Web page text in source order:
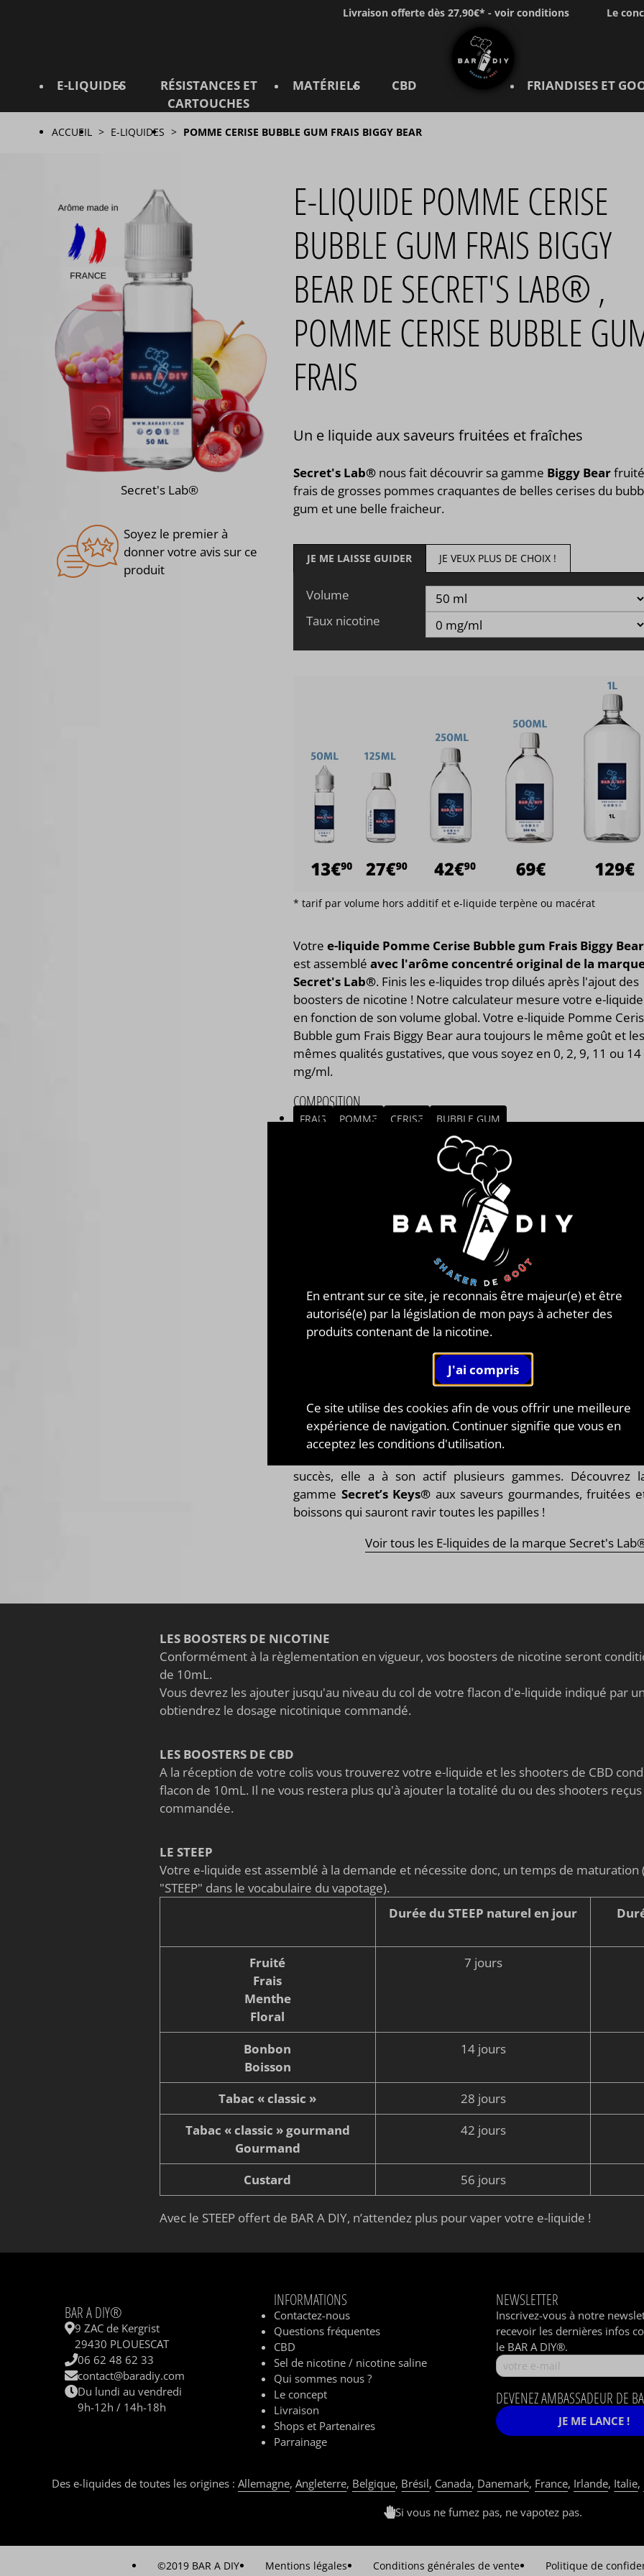
Livraison offerte dès 27,90€* - voir conditions Le
E-LIQUIDES
RÉSISTANCES ET
CARTOUCHES
MATÉRIELS CBD FRIANDISES ET
ACCUEIL E-LIQUIDES POMME CERISE BUBBLE GUM FRAIS BIGGY BEAR
E-LIQUIDE POMME CERISE
BUBBLE GUM FRAIS BIGGY
BEAR DE SECRET'S LAB® ,
POMME CERISE BUBBLE
FRAIS
Un e liquide aux saveurs fruitées et fraîches
Secret's Lab® nous fait découvrir sa gamme Biggy Bear
frais de grosses pommes craquantes de belles cerises du
gum et une belle fraicheur.
JE ME LAISSE GUIDER JE VEUX PLUS DE CHOIX !
Volume
Taux nicotine
* tarif par volume hors additif et e-liquide terpène ou macérat
Votree-liquide Pomme Cerise Bubble gum Frais Biggy Bear
est assembléavec l'arôme concentré original de la
Secret's Lab®. Finis les e-liquides trop dilués après l'ajout des
boosters de nicotine ! Notre calculateur mesure votre e-liquide
en fonction de son volume global. Votre e-liquide Pomme
Bubble gum Frais Biggy Bear aura toujours le même goût et
mêmes qualités gustatives, que vous soyez en 0, 2, 9, 11 ou 14
mg/ml.
COMPOSITION
FRAIS POMME CERISE BUBBLE GUM
PAYS / ORIGINE DU CONCENTRÉ
Assemblage réalisé à PLOUESCAT - France par BAR à DIY®
mono propylène glycol végétal
et de l'arôme Pomme Cerise Bubble gum Frais Biggy
Bear de la marque Secret's Lab®. Disponible en flacon de
50ml, 125ml, 250ml, 500ml et 1L. STEEP : 1 jour.
DES E LIQUIDES FAITS DANS LE PLUS
SECRET !
Secret’s Lab®est une marquefrançaise
succès, elle a à son actif plusieurs gammes. Découvrez
gamme Secret’s Keys® aux saveurs gourmandes, fruitées
boissons qui sauront ravir toutes les papilles !
Voir tous les E-liquides de la marque Secret's
Secret's Lab®
Soyez le premier à
donner votre avis sur ce
produit
LES BOOSTERS DE NICOTINE
Conformément à la règlementation en vigueur, vos boosters de nicotine seront
de 10mL.
Vous devrez les ajouter jusqu'au niveau du col de votre flacon d'e-liquide indiqué par
obtiendrez le dosage nicotinique commandé.
LES BOOSTERS DE CBD
A la réception de votre colis vous trouverez votre e-liquide et les shooters de CBD
flacon de 10mL. Il ne vous restera plus qu'à ajouter la totalité du ou des shooters
commandée.
LE STEEP
Votre e-liquide est assemblé à la demande et nécessite donc, un temps de
"STEEP" dans le vocabulaire du vapotage).
Durée du STEEP naturel en jour
Fruité
Frais
Menthe
Floral
7 jours
Bonbon
Boisson
14 jours
Tabac « classic »
28 jours
Tabac « classic » gourmand
Gourmand
42 jours
Custard 56 jours
Avec le STEEP offert de BAR A DIY, n’attendez plus pour vaper votre e-liquide !
BAR A DIY®
9 ZAC de Kergrist
29430 PLOUESCAT
06 62 48 62 33
contact@baradiy.com
Du lundi au vendredi
9h-12h / 14h-18h
INFORMATIONS
Contactez-nous
Questions fréquentes
CBD
Sel de nicotine / nicotine saline
Qui sommes nous ?
Le concept
Livraison
Shops et Partenaires
Parrainage
NEWSLETTER
Inscrivez-vous à notre
recevoir les dernières infos
le BAR A DIY®.
DEVENEZ AMBASSADEUR DE
JE ME LANCE !
Des e-liquides de toutes les origines : Allemagne, Angleterre, Belgique, Brésil, Canada, Danemark, France, Irlande, Italie,
Si vous ne fumez pas, ne vapotez pas.
©2019 BAR A DIY Mentions légales Conditions générales de vente Politique de
En entrant sur ce site, je reconnais être majeur(e) et être
autorisé(e) par la législation de mon pays à acheter des
produits contenant de la nicotine.
Ce site utilise des cookies afin de vous offrir une meilleure
expérience de navigation. Continuer signifie que vous en
acceptez les conditions d'utilisation.